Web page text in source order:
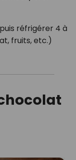
réfrigérer 4 à
fruits, etc.)